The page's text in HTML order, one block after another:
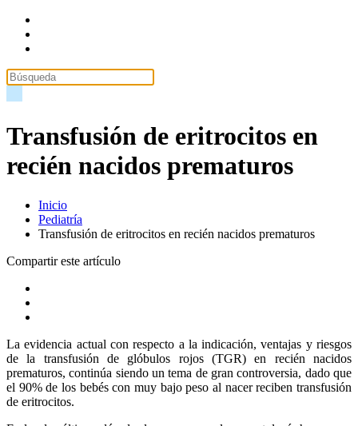
Transfusión de eritrocitos en
recién nacidos prematuros
Inicio
Pediatría
Transfusión de eritrocitos en recién nacidos prematuros
Compartir este artículo
La evidencia actual con respecto a la indicación, ventajas y riesgos
de la transfusión de glóbulos rojos (TGR) en recién nacidos
prematuros, continúa siendo un tema de gran controversia, dado que
el 90% de los bebés con muy bajo peso al nacer reciben transfusión
de eritrocitos.